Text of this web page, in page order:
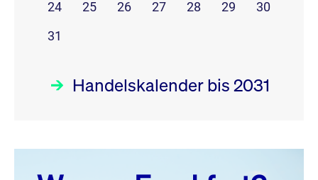
24
25 26 27 28 29
30
31
Handelskalender bis 2031
August 26